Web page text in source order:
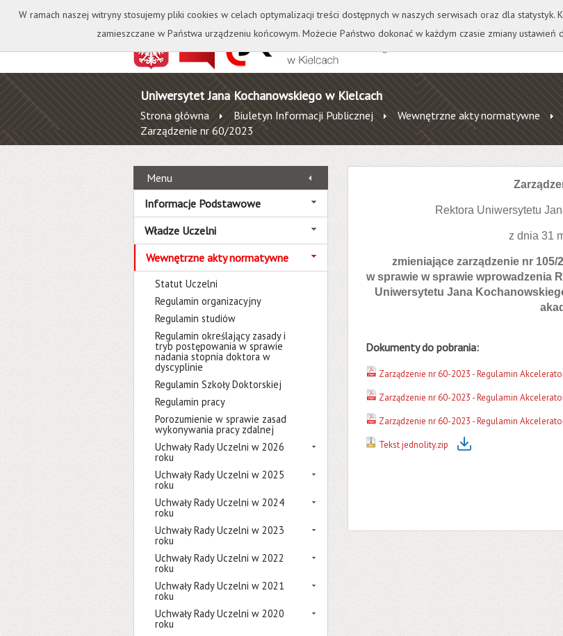
Kontakt Biblioteka Wydawnictwo Wirtualna Uczelnia A A A
Uniwersytet Jana Kochanowskiego w Kielcach
Strona główna Biuletyn Informacji Publicznej Wewnętrzne akty normatywne
Zarządzenie nr 60/2023
Menu
Informacje Podstawowe
Władze Uczelni
Wewnętrzne akty normatywne
Statut Uczelni
Regulamin organizacyjny
Regulamin studiów
Regulamin określający zasady i
tryb postępowania w sprawie
nadania stopnia doktora w
dyscyplinie
Regulamin Szkoły Doktorskiej
Regulamin pracy
Porozumienie w sprawie zasad
wykonywania pracy zdalnej
Uchwały Rady Uczelni w 2026
roku
Uchwały Rady Uczelni w 2025
roku
Uchwały Rady Uczelni w 2024
roku
Uchwały Rady Uczelni w 2023
roku
Uchwały Rady Uczelni w 2022
roku
Uchwały Rady Uczelni w 2021
roku
Uchwały Rady Uczelni w 2020
roku
Rektora Uniwersytetu
z dnia 31
zmieniające zarządzenie nr
w sprawie w sprawie wprowadzenia
Uniwersytetu Jana
Dokumenty do pobrania:
Zarządzenie nr 60-2023 - Regulamin
Zarządzenie nr 60-2023 - Regulamin
Zarządzenie nr 60-2023 - Regulamin
Tekst jednolity.zip
W ramach naszej witryny stosujemy pliki cookies w celach optymalizacji treści dostępnych w naszych serwisach oraz dla
zamieszczane w Państwa urządzeniu końcowym. Możecie Państwo dokonać w każdym czasie zmiany ustawień